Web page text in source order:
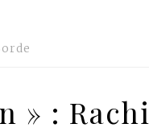
» :